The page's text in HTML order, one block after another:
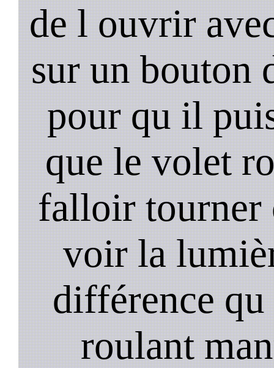
de l ouvrir
sur un bouton
pour qu il
que le volet
falloir tourner
voir la
différence
roulant